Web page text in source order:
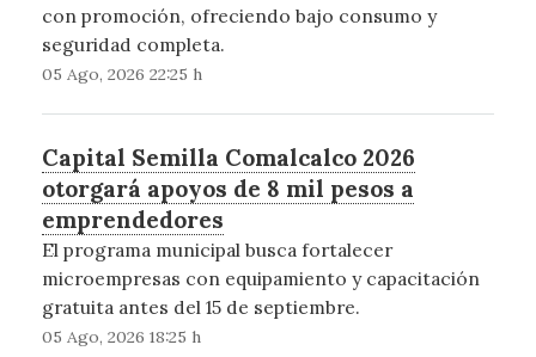
con promoción, ofreciendo bajo consumo y
seguridad completa.
05 Ago, 2026 22:25 h
Capital Semilla Comalcalco 2026
otorgará apoyos de 8 mil pesos a
emprendedores
El programa municipal busca fortalecer
microempresas con equipamiento y capacitación
gratuita antes del 15 de septiembre.
05 Ago, 2026 18:25 h